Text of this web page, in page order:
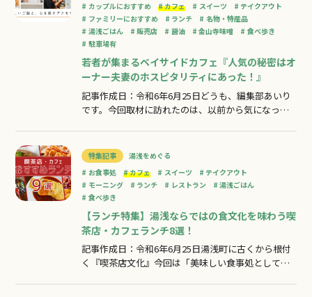
カップルにおすすめ
カフェ スイーツ
テイクアウト
ファミリーにおすすめ
ランチ
名物・特産品
湯浅ごはん
販売店 醤油 金山寺味噌
食べ歩き
駐車場有
若者が集まるベイサイドカフェ『人気の秘密はオ
ーナー夫妻のホスピタリティにあった！』
記事作成日：令和6年6月25日どうも、編集部あいり
です。今回取材に訪れたのは、以前から気になって
て、まずこの外観が不思議でしょ？見た目は倉庫…
「本当にここがカフェ？」と、一瞬目を疑う光景で
す。地元民である私は初めてお店の存在を知っ
湯浅をめぐる
特集記事
お食事処
カフェ スイーツ
テイクアウト
モーニング
ランチ レストラン
湯浅ごはん
食べ歩き
【ランチ特集】湯浅ならではの食文化を味わう喫
茶店・カフェランチ8選！
記事作成日：令和6年6月25日湯浅町に古くから根付
く『喫茶店文化』今回は「美味しい食事処としては